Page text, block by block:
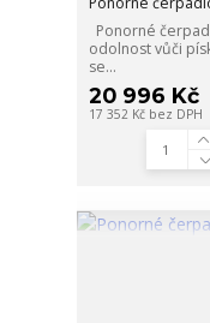
Ponorné
odolnost vůči
se...
20 996 Kč
17 352 Kč bez DPH